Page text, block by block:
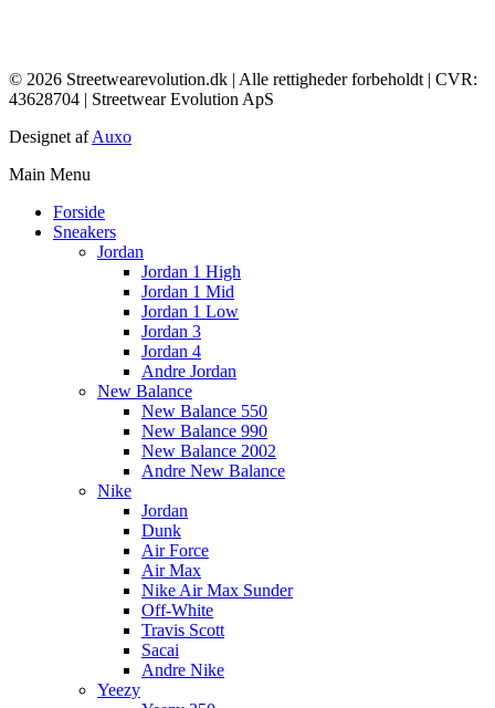
© 2026 Streetwearevolution.dk | Alle rettigheder forbeholdt | CVR:
43628704 | Streetwear Evolution ApS
Designet afAuxo
Main Menu
Forside
Sneakers
Jordan
Jordan 1 High
Jordan 1 Mid
Jordan 1 Low
Jordan 3
Jordan 4
Andre Jordan
New Balance
New Balance 550
New Balance 990
New Balance 2002
Andre New Balance
Nike
Jordan
Dunk
Air Force
Air Max
Nike Air Max Sunder
Off-White
Travis Scott
Sacai
Andre Nike
Yeezy